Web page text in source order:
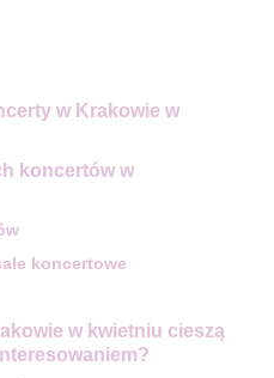
w Krakowie w
koncertów w
koncertowe
w kwietniu cieszą